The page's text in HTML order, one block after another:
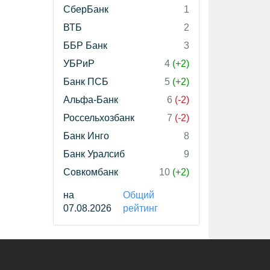
СберБанк
1
ВТБ
2
ББР Банк
3
УБРиР
4 (+2)
Банк ПСБ
5 (+2)
Альфа-Банк
6 (-2)
Россельхозбанк
7 (-2)
Банк Инго
8
Банк Уралсиб
9
Совкомбанк
10 (+2)
на
07.08.2026
Общий
рейтинг